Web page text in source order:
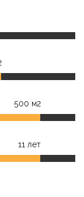
500 м2
11 лет